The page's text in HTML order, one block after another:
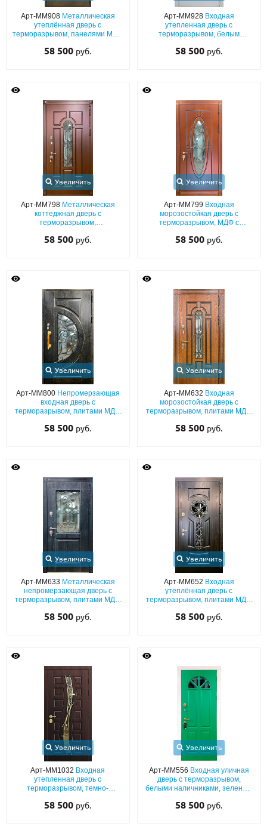
Арт-ММ908 Металлическая
утеплённая дверь с
терморазрывом, панелями МДФ
кованой решёткой
58 500 руб.
Арт-ММ928 Входная
утепленная дверь с
терморазрывом, белым
выдавленным рисунком,
58 500 руб.
Увеличить
Арт-ММ798 Металлическая
коттеджная дверь с
терморазрывом,
МДФ со стеклопакетом и
58 500 руб.
Увеличить
Арт-ММ799 Входная
морозостойкая дверь с
терморазрывом, МДФ с
овальным стеклопакетом
58 500 руб.
Увеличить
Арт-ММ800 Непромерзающая
входная дверь с
терморазрывом, плитами МДФ
фигурным полукруглым
58 500 руб.
Увеличить
Арт-ММ632 Входная
морозостойкая дверь с
терморазрывом, плитами МДФ
остеклением
58 500 руб.
Увеличить
Арт-ММ633 Металлическая
непромерзающая дверь с
терморазрывом, плитами МДФ
стеклопакетом и решеткой
58 500 руб.
Увеличить
Арт-ММ652 Входная
утеплённая дверь с
терморазрывом, плитами МДФ
решёткой и круглым стеклом
58 500 руб.
Увеличить
Арт-ММ1032 Входная
утепленная дверь с
терморазрывом, темно-
фигурным стеклопакетом и
58 500 руб.
Увеличить
Арт-ММ556 Входная уличная
дверь с терморазрывом,
белыми наличниками, зеленым
полукруглым стеклом
58 500 руб.